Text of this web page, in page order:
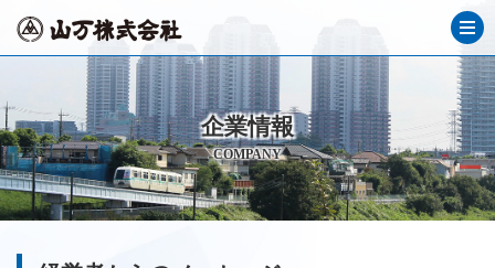
企業情報
COMPANY